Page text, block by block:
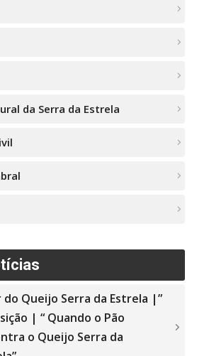
da Serra da Estrela
do Queijo Serra da Estrela |”
| “ Quando o Pão
o Queijo Serra da